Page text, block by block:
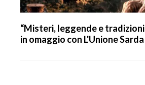
“Misteri, leggende e
in omaggio con L'Unione Sarda